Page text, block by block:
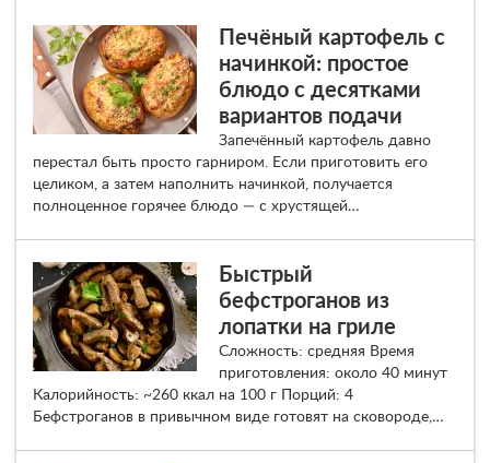
Печёный картофель с
начинкой: простое
блюдо с десятками
вариантов подачи
Запечённый картофель давно
перестал быть просто гарниром. Если приготовить его
целиком, а затем наполнить начинкой, получается
полноценное горячее блюдо — с хрустящей…
Быстрый
бефстроганов из
лопатки на гриле
Сложность: средняя Время
приготовления: около 40 минут
Калорийность: ~260 ккал на 100 г Порций: 4
Бефстроганов в привычном виде готовят на сковороде,…